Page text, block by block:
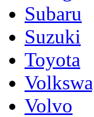
Subaru
Suzuki
Toyota
Volvo